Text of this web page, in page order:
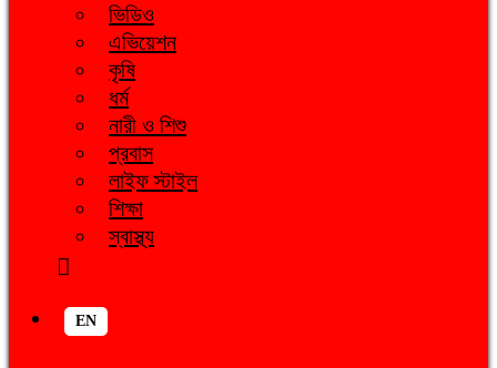
ভিডিও
এভিয়েশন
কৃষি
ধর্ম
নারী ও শিশু
প্রবাস
লাইফ স্টাইল
শিক্ষা
স্বাস্থ্য
EN